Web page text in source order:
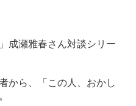
成瀬雅春さん対談シリー
から、「この人、おかし